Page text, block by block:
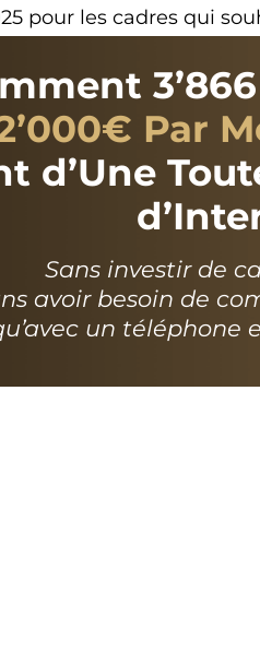
pour les cadres qui
Par
d’Une
Sans investir de
avoir besoin de
un